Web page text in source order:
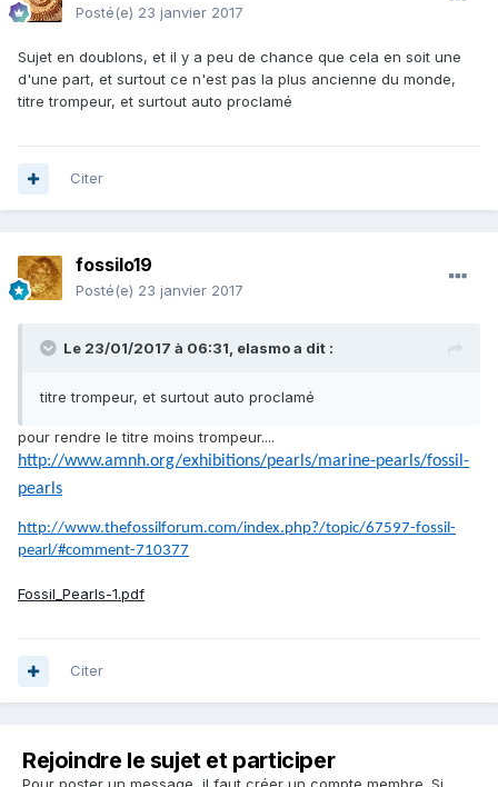
Posté(e) 23 janvier 2017
Sujet en doublons, et il y a peu de chance que cela en soit une
d'une part, et surtout ce n'est pas la plus ancienne du monde,
titre trompeur, et surtout auto proclamé
Citer
fossilo19
Posté(e) 23 janvier 2017
Le 23/01/2017 à 06:31, elasmoa dit :
titre trompeur, et surtout auto proclamé
pour rendre le titre moins trompeur....
http://www.amnh.org/exhibitions/pearls/marine-pearls/fossil-
pearls
http://www.thefossilforum.com/index.php?/topic/67597-fossil-
pearl/#comment-710377
Fossil_Pearls-1.pdf
Citer
Rejoindre le sujet et participer